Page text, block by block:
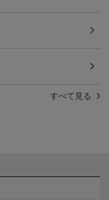
すべて見る